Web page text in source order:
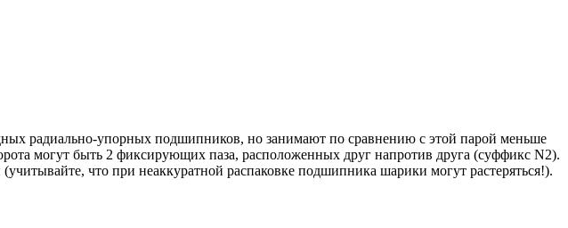
радиально-упорных подшипников, но занимают по сравнению с этой парой меньше
могут быть 2 фиксирующих паза, расположенных друг напротив друга (суффикс N2).
что при неаккуратной распаковке подшипника шарики могут растеряться!).